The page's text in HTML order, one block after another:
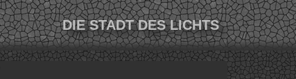
DIE STADT DES LICHTS